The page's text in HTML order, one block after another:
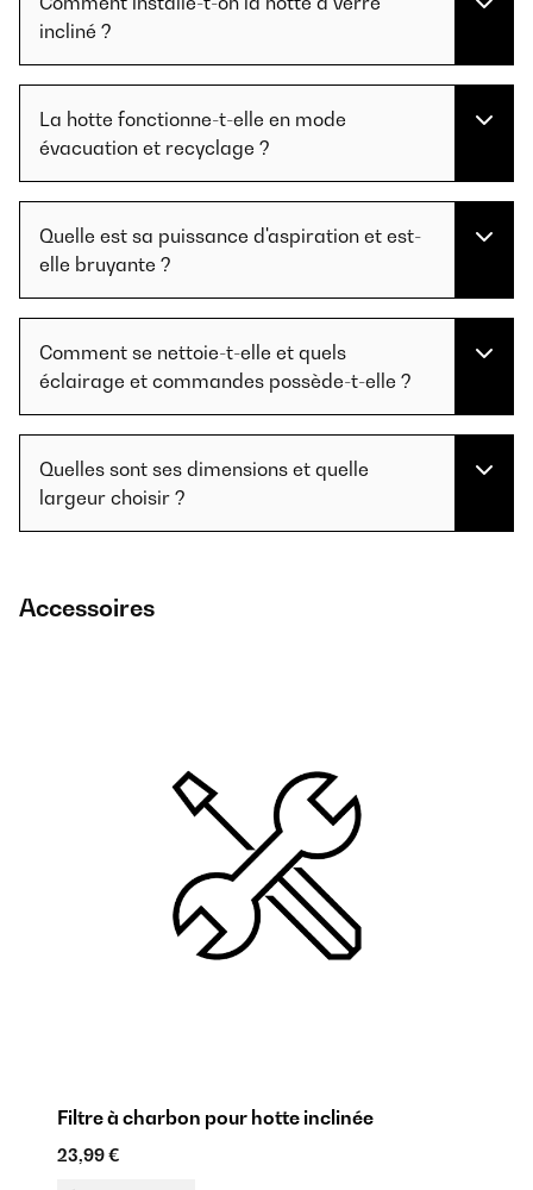
incliné ?
La hotte fonctionne-t-elle en mode
évacuation et recyclage ?
Quelle est sa puissance d'aspiration et est-
elle bruyante ?
Comment se nettoie-t-elle et quels
éclairage et commandes possède-t-elle ?
Quelles sont ses dimensions et quelle
largeur choisir ?
Accessoires
Filtre à charbon pour hotte inclinée
23,99 €